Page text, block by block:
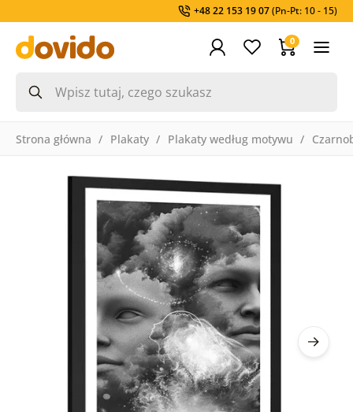
+48 22 153 19 07(Pn-Pt: 10 - 15)
0
Strona główna Plakaty Plakaty według motywu